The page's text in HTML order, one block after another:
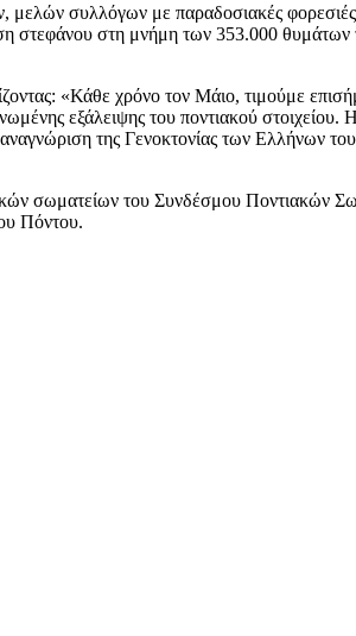
συλλόγων με παραδοσιακές
στεφάνου στη μνήμη των 353.000 θυμάτων
«Κάθε χρόνο τον Μάιο, τιμούμε
εξάλειψης του ποντιακού στοιχείου.
αναγνώριση της Γενοκτονίας των Ελλήνων
σωματείων του Συνδέσμου Ποντιακών
Πόντου.